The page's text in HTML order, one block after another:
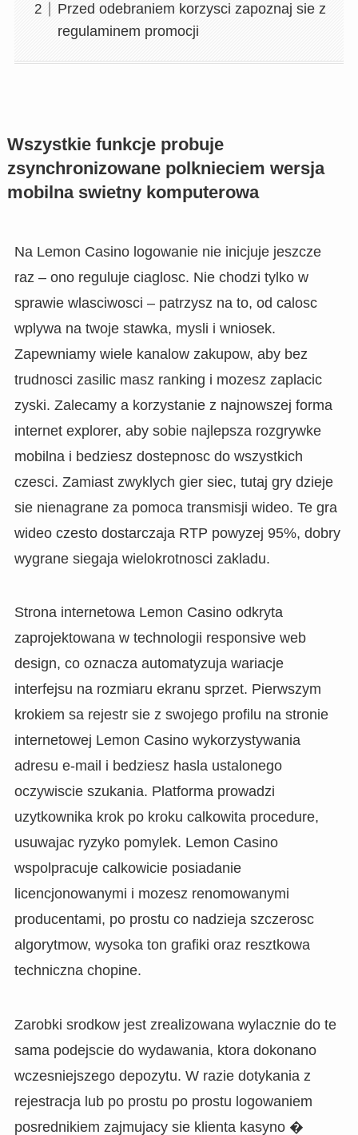
Przed odebraniem korzysci zapoznaj sie z
regulaminem promocji
Wszystkie funkcje probuje
zsynchronizowane polknieciem wersja
mobilna swietny komputerowa
Na Lemon Casino logowanie nie inicjuje jeszcze
raz – ono reguluje ciaglosc. Nie chodzi tylko w
sprawie wlasciwosci – patrzysz na to, od calosc
wplywa na twoje stawka, mysli i wniosek.
Zapewniamy wiele kanalow zakupow, aby bez
trudnosci zasilic masz ranking i mozesz zaplacic
zyski. Zalecamy a korzystanie z najnowszej forma
internet explorer, aby sobie najlepsza rozgrywke
mobilna i bedziesz dostepnosc do wszystkich
czesci. Zamiast zwyklych gier siec, tutaj gry dzieje
sie nienagrane za pomoca transmisji wideo. Te gra
wideo czesto dostarczaja RTP powyzej 95%, dobry
wygrane siegaja wielokrotnosci zakladu.
Strona internetowa Lemon Casino odkryta
zaprojektowana w technologii responsive web
design, co oznacza automatyzuja wariacje
interfejsu na rozmiaru ekranu sprzet. Pierwszym
krokiem sa rejestr sie z swojego profilu na stronie
internetowej Lemon Casino wykorzystywania
adresu e-mail i bedziesz hasla ustalonego
oczywiscie szukania. Platforma prowadzi
uzytkownika krok po kroku calkowita procedure,
usuwajac ryzyko pomylek. Lemon Casino
wspolpracuje calkowicie posiadanie
licencjonowanymi i mozesz renomowanymi
producentami, po prostu co nadzieja szczerosc
algorytmow, wysoka ton grafiki oraz resztkowa
techniczna chopine.
Zarobki srodkow jest zrealizowana wylacznie do te
sama podejscie do wydawania, ktora dokonano
wczesniejszego depozytu. W razie dotykania z
rejestracja lub po prostu po prostu logowaniem
posrednikiem zajmujacy sie klienta kasyno �